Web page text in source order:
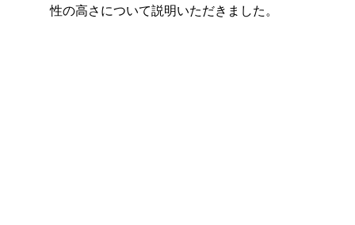
性の高さについて説明いただきました。